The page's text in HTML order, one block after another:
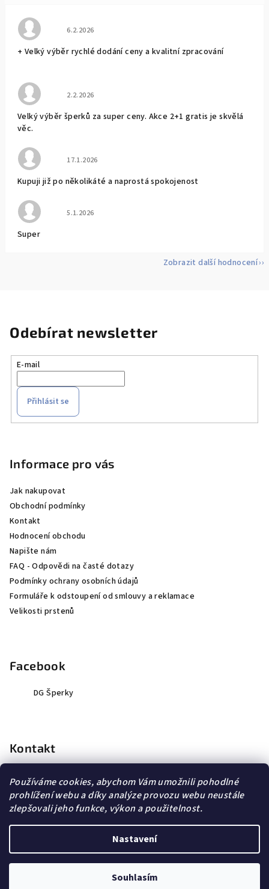
Používáme cookies, abychom Vám umožnili pohodlné
prohlížení webu a díky analýze provozu webu neustále
zlepšovali jeho funkce, výkon a použitelnost.
Nastavení
Souhlasím
Hodnocení obchodu je 5 z 5 hvězdiček.
6.2.2026
+ Velký výběr rychlé dodání ceny a kvalitní zpracování
Hodnocení obchodu je 5 z 5 hvězdiček.
2.2.2026
Velký výběr šperků za super ceny. Akce 2+1 gratis je skvělá
věc.
Hodnocení obchodu je 5 z 5 hvězdiček.
17.1.2026
Kupuji již po několikáté a naprostá spokojenost
Hodnocení obchodu je 5 z 5 hvězdiček.
5.1.2026
Super
Zobrazit další hodnocení
Odebírat newsletter
E-mail
Přihlásit se
Informace pro vás
Jak nakupovat
Obchodní podmínky
Kontakt
Hodnocení obchodu
Napište nám
FAQ - Odpovědi na časté dotazy
Podmínky ochrany osobních údajů
Formuláře k odstoupení od smlouvy a reklamace
Velikosti prstenů
Facebook
DG Šperky
Kontakt
info @dopravagratis.cz
+420 603 500 988
+420 603 500 988